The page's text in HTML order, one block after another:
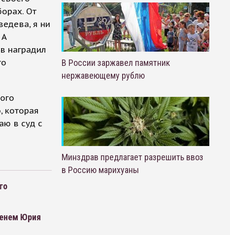
От
я ни
А
наградил
которая
в суд с
Юрия
В России заржавел памятник
нержавеющему рублю
Минздрав предлагает разрешить ввоз
в Россию марихуаны